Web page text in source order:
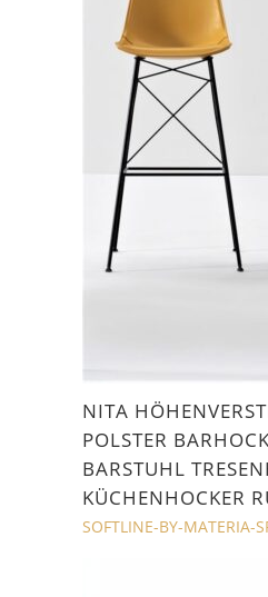
NITA
POLSTER
BARSTUHL
KÜCHENHOCKER
SOFTLINE-BY-MATERIA-